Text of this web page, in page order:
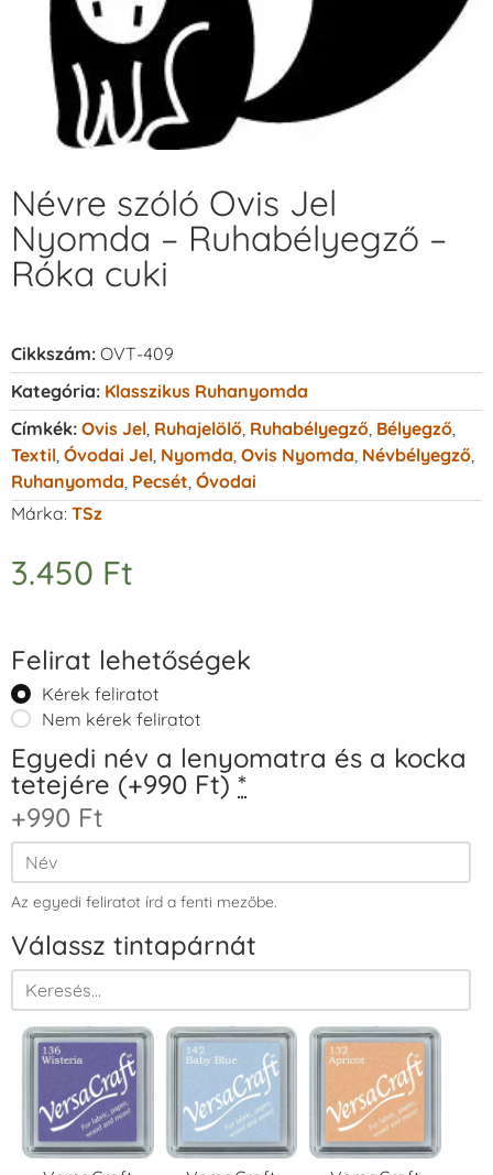
Névre szóló Ovis Jel
Nyomda – Ruhabélyegző –
Róka cuki
Cikkszám: OVT-409
Kategória: Klasszikus Ruhanyomda
Címkék: Ovis Jel, Ruhajelölő, Ruhabélyegző, Bélyegző,
Textil, Óvodai Jel, Nyomda, Ovis Nyomda, Névbélyegző,
Ruhanyomda, Pecsét, Óvodai
Márka: TSz
3.450 Ft
Felirat lehetőségek
Kérek feliratot
Nem kérek feliratot
Egyedi név a lenyomatra és a kocka
tetejére (+990 Ft) *
+990 Ft
Az egyedi feliratot írd a fenti mezőbe.
Válassz tintapárnát